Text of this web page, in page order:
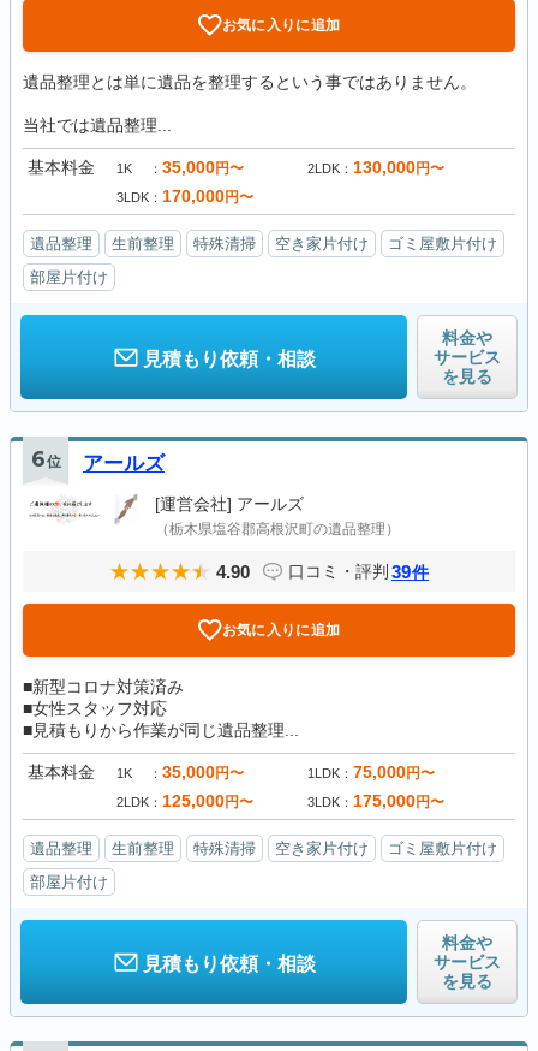
お気に入りに追加
遺品整理とは単に遺品を整理するという事ではありません。
当社では遺品整理...
基本料金 1K 35,000円〜 2LDK 130,000円〜
3LDK 170,000円〜
遺品整理 生前整理 特殊清掃 空き家片付け
ゴミ屋敷片付け
部屋片付け
見積もり依頼・相談
料金や
サービス
を見る
6位 アールズ
[運営会社] アールズ
（栃木県塩谷郡高根沢町の遺品整理）
4.90 口コミ・評判 39件
お気に入りに追加
■新型コロナ対策済み
■女性スタッフ対応
■見積もりから作業が同じ遺品整理...
基本料金 1K 35,000円〜 1LDK 75,000円〜
2LDK 125,000円〜 3LDK 175,000円〜
遺品整理 生前整理 特殊清掃 空き家片付け
ゴミ屋敷片付け
部屋片付け
見積もり依頼・相談
料金や
サービス
を見る